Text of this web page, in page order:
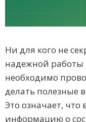
Ни для кого не
надежной
необходимо
делать полезные
Это означает,
информацию о